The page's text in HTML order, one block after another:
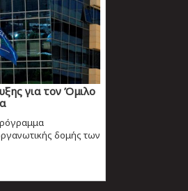
για τον Όμιλο
δομής των